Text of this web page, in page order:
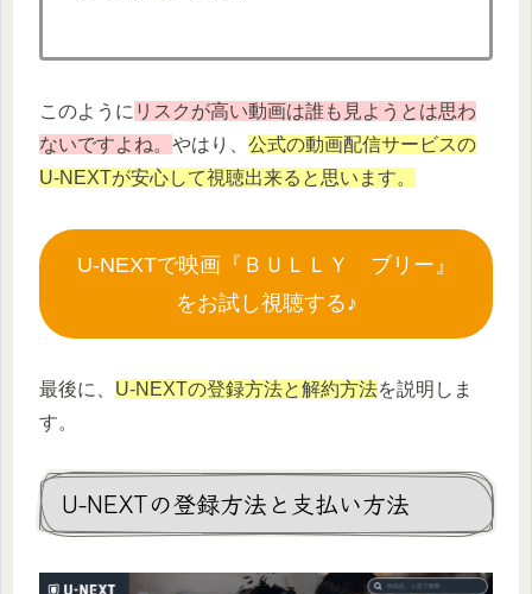
このように リスクが高い動画は誰も見ようとは思わ
ないですよね。 やはり、 公式の動画配信サービスの
U-NEXTが安心して視聴出来ると思います。
U-NEXTで映画『ＢＵＬＬＹ ブリー』
をお試し視聴する♪
最後に、 U-NEXTの登録方法と解約方法を説明しま
す。
U-NEXTの登録方法と支払い方法